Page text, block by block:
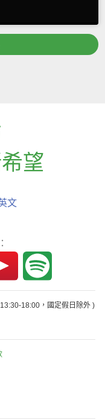
望
文
18:00，國定假日除外 )